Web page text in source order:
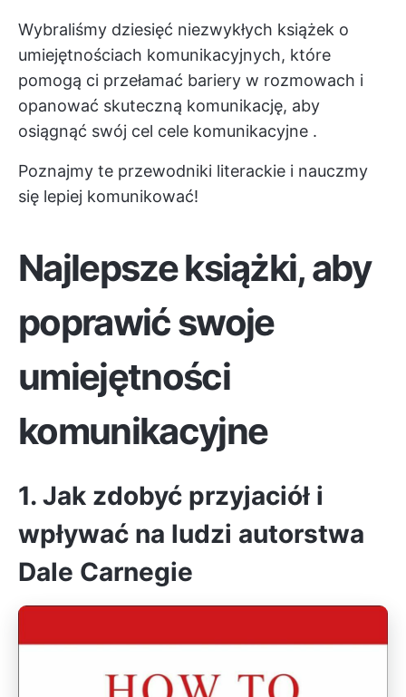
Wybraliśmy dziesięć niezwykłych książek o
umiejętnościach komunikacyjnych, które
pomogą ci przełamać bariery w rozmowach i
opanować skuteczną komunikację, aby
osiągnąć swój cel cele komunikacyjne .
Poznajmy te przewodniki literackie i nauczmy
się lepiej komunikować!
Najlepsze książki, aby
poprawić swoje
umiejętności
komunikacyjne
1. Jak zdobyć przyjaciół i
wpływać na ludzi autorstwa
Dale Carnegie